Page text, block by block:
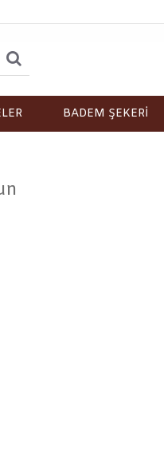
BADEM ŞEKERİ